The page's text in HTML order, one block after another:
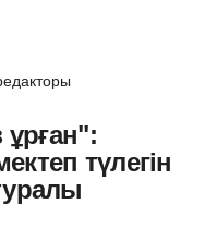
ұрған":
түлегін